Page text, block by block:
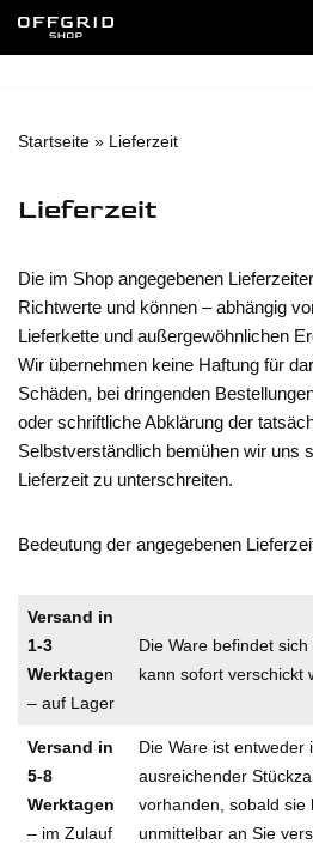
Startseite » Lieferzeit
Lieferzeit
Die im Shop angegebenen
Richtwerte und können – abhängig
Lieferkette und außergewöhnlichen
Wir übernehmen keine Haftung für
Schäden, bei dringenden
oder schriftliche Abklärung der
Selbstverständlich bemühen wir uns
Lieferzeit zu unterschreiten.
Bedeutung der angegebenen
Versand in
1-3
Werktagen
– auf Lager
Die Ware befindet
kann sofort verschickt
Versand in
5-8
Werktagen
– im Zulauf
Die Ware ist entweder
ausreichender
vorhanden, sobald sie
unmittelbar an Sie